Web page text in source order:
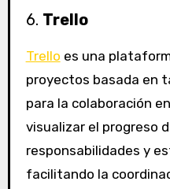
6. Trello
Trello es una
proyectos basada en
para la colaboración
visualizar el progreso
responsabilidades y
facilitando la